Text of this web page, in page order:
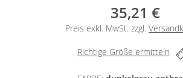
35,21 €
Preis exkl. MwSt. zzgl.
Richtige Größe ermitteln